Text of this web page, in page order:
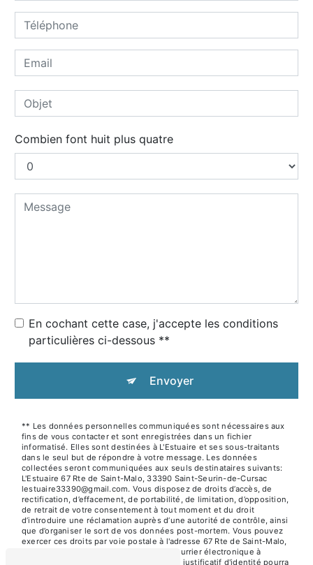
Combien font huit plus quatre
En cochant cette case, j'accepte les conditions
particulières ci-dessous **
Envoyer
** Les données personnelles communiquées sont nécessaires aux
fins de vous contacter et sont enregistrées dans un fichier
informatisé. Elles sont destinées à L'Estuaire et ses sous-traitants
dans le seul but de répondre à votre message. Les données
collectées seront communiquées aux seuls destinataires suivants:
L'Estuaire 67 Rte de Saint-Malo, 33390 Saint-Seurin-de-Cursac
lestuaire33390@gmail.com. Vous disposez de droits d’accès, de
rectification, d’effacement, de portabilité, de limitation, d’opposition,
de retrait de votre consentement à tout moment et du droit
d’introduire une réclamation auprès d’une autorité de contrôle, ainsi
que d’organiser le sort de vos données post-mortem. Vous pouvez
exercer ces droits par voie postale à l'adresse 67 Rte de Saint-Malo,
33390 Saint-Seurin-de-Cursac ou par courrier électronique à
l'adresse lestuaire33390@gmail.com. Un justificatif d'identité pourra